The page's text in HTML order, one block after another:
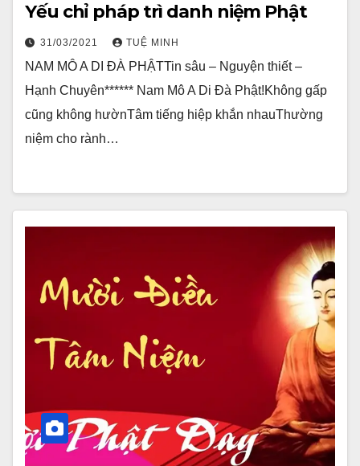
Yếu chỉ pháp trì danh niệm Phật
31/03/2021 TUỆ MINH
NAM MÔ A DI ĐÀ PHẬTTin sâu – Nguyện thiết –
Hạnh Chuyên****** Nam Mô A Di Đà Phật!Không gấp
cũng không hườnTâm tiếng hiệp khắn nhauThường
niệm cho rành…